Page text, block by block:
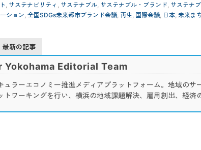
サステナビリティ サステナブル サステナブル・ブランド サステナ
ション 全国SDGs未来都市ブランド会議 再生 国際会議 日本 未来ま
最新の記事
Yokohama Editorial Team
ュラーエコノミー推進メディアプラットフォーム。地域のサ
トワーキングを行い、横浜の地域課題解決、雇用創出、経済